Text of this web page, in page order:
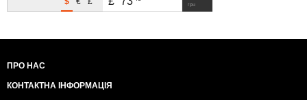
грн
ПРО НАС
КОНТАКТНА ІНФОРМАЦІЯ